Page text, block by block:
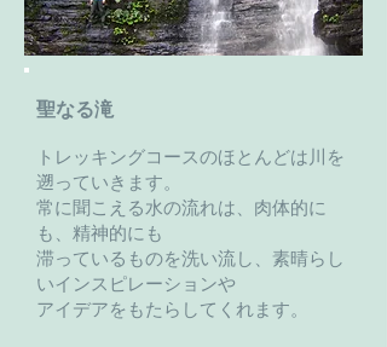
聖なる滝
トレッキングコースのほとんどは川を
遡っていきます。
常に聞こえる水の流れは、肉体的に
も、精神的にも
滞っているものを洗い流し、素晴らし
いインスピレーションや
アイデアをもたらしてくれます。